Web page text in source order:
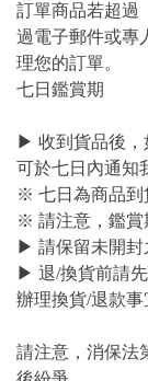
訂單商品若超過
過電子郵件或專
理您的訂單。
七日鑑賞期
▶ 收到貨品後，
可於七日內通知
※ 七日為商品到
※ 請注意，鑑賞
▶ 請保留未開封
▶ 退/換貨前請
辦理換貨/退款事
請注意，消保法